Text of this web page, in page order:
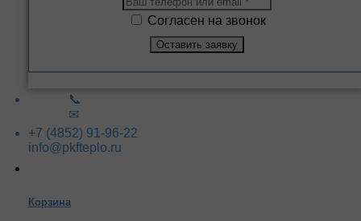
Согласен на звонок
📞
✉
+7 (4852) 91-96-22
info@pkfteplo.ru
Корзина